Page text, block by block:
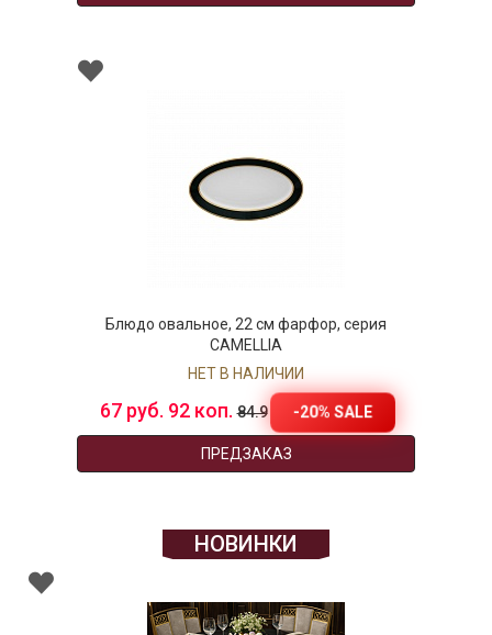
Блюдо овальное, 22 см фарфор, серия
CAMELLIA
НЕТ В НАЛИЧИИ
67 руб. 92 коп. 84.9 -20% SALE
ПРЕДЗАКАЗ
НОВИНКИ